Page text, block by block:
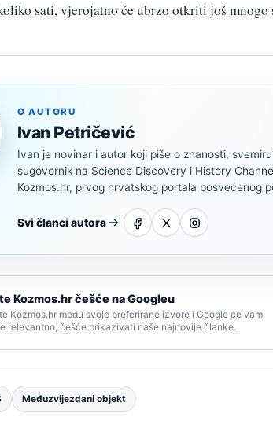
sati, vjerojatno će ubrzo otkriti još
O AUTORU
Ivan Petričević
Ivan je novinar i autor koji piše o znanosti,
sugovornik na Science Discovery i History
Kozmos.hr, prvog hrvatskog portala posvećenog
Svi članci autora
Kozmos.hr češće na Googleu
Kozmos.hr među svoje preferirane izvore i Google će vam,
relevantno, češće prikazivati naše najnovije članke.
Međuzvijezdani objekt